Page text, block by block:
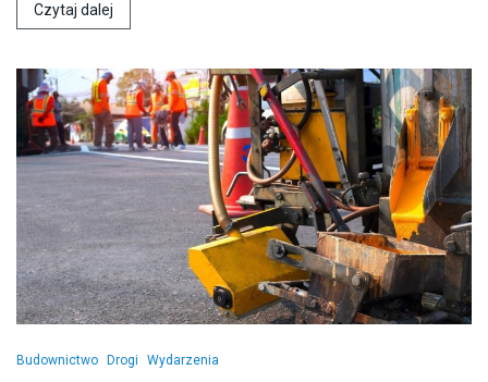
Czytaj dalej
Budownictwo Drogi Wydarzenia